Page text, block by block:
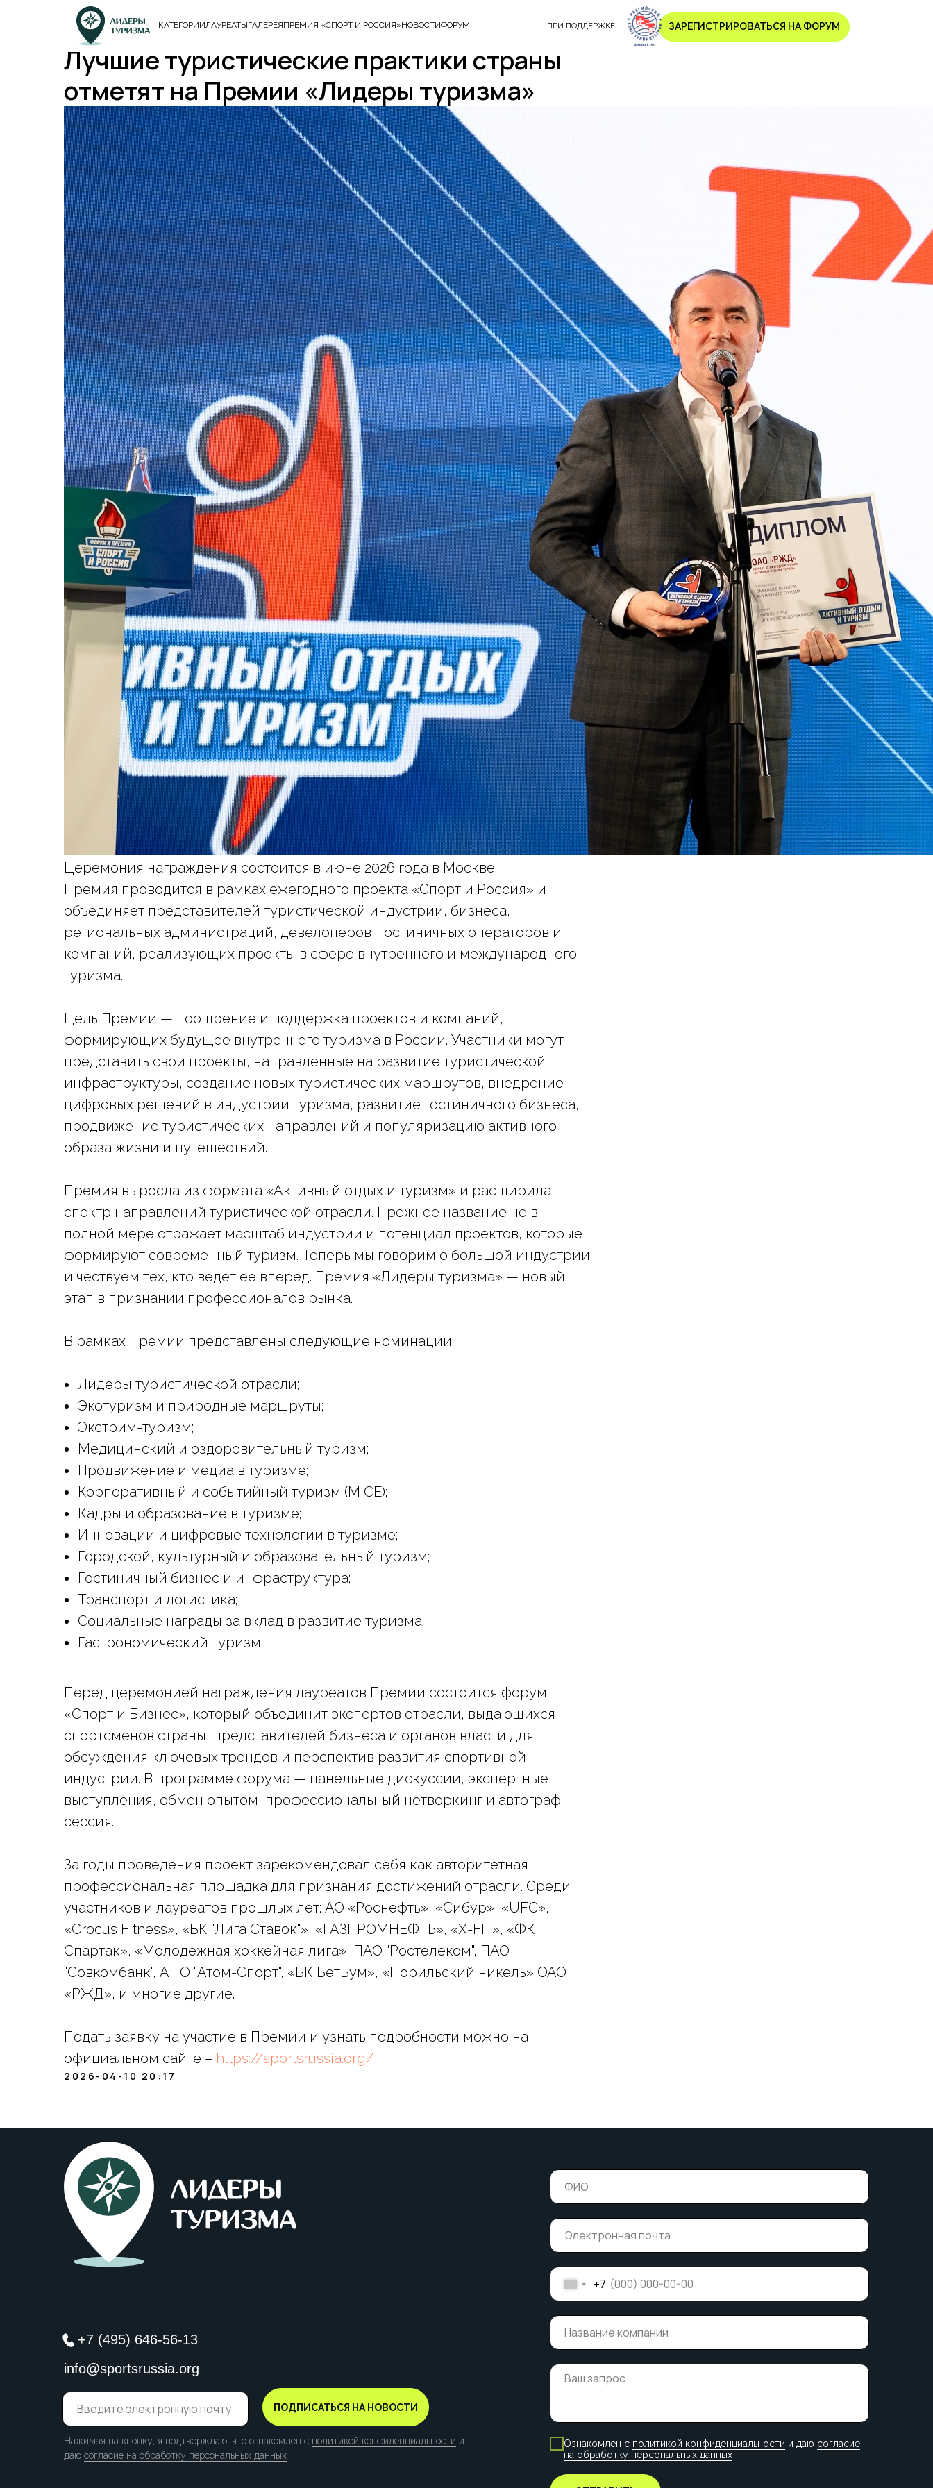
КАТЕГОРИИЛАУРЕАТЫГАЛЕРЕЯПРЕМИЯ «СПОРТ И РОССИЯ»НОВОСТИФОРУМ ЗАРЕГИСТРИРОВАТЬСЯ НА ФОРУМ
ПРИ ПОДДЕРЖКЕ
Лучшие туристические практики страны
отметят на Премии «Лидеры туризма»
Церемония награждения состоится в июне 2026 года в Москве.
Премия проводится в рамках ежегодного проекта «Спорт и Россия» и
объединяет представителей туристической индустрии, бизнеса,
региональных администраций, девелоперов, гостиничных операторов и
компаний, реализующих проекты в сфере внутреннего и международного
туризма.
Цель Премии — поощрение и поддержка проектов и компаний,
формирующих будущее внутреннего туризма в России. Участники могут
представить свои проекты, направленные на развитие туристической
инфраструктуры, создание новых туристических маршрутов, внедрение
цифровых решений в индустрии туризма, развитие гостиничного бизнеса,
продвижение туристических направлений и популяризацию активного
образа жизни и путешествий.
Премия выросла из формата «Активный отдых и туризм» и расширила
спектр направлений туристической отрасли. Прежнее название не в
полной мере отражает масштаб индустрии и потенциал проектов, которые
формируют современный туризм. Теперь мы говорим о большой индустрии
и чествуем тех, кто ведет её вперед. Премия «Лидеры туризма» — новый
этап в признании профессионалов рынка.
В рамках Премии представлены следующие номинации:
Лидеры туристической отрасли;
Экотуризм и природные маршруты;
Экстрим-туризм;
Медицинский и оздоровительный туризм;
Продвижение и медиа в туризме;
Корпоративный и событийный туризм (MICE);
Кадры и образование в туризме;
Инновации и цифровые технологии в туризме;
Городской, культурный и образовательный туризм;
Гостиничный бизнес и инфраструктура;
Транспорт и логистика;
Социальные награды за вклад в развитие туризма;
Гастрономический туризм.
Перед церемонией награждения лауреатов Премии состоится форум
«Спорт и Бизнес», который объединит экспертов отрасли, выдающихся
спортсменов страны, представителей бизнеса и органов власти для
обсуждения ключевых трендов и перспектив развития спортивной
индустрии. В программе форума — панельные дискуссии, экспертные
выступления, обмен опытом, профессиональный нетворкинг и автограф-
сессия.
За годы проведения проект зарекомендовал себя как авторитетная
профессиональная площадка для признания достижений отрасли. Среди
участников и лауреатов прошлых лет: АО «Роснефть», «Сибур», «UFC»,
«Crocus Fitness», «БК "Лига Ставок"», «ГАЗПРОМНЕФТЬ», «X-FIT», «ФК
Спартак», «Молодежная хоккейная лига», ПАО "Ростелеком", ПАО
"Совкомбанк", АНО "Атом-Спорт", «БК БетБум», «Норильский никель» ОАО
«РЖД», и многие другие.
Подать заявку на участие в Премии и узнать подробности можно на
официальном сайте – https://sportsrussia.org/
2026-04-10 20:17
Нажимая на кнопку, я подтверждаю, что ознакомлен с политикой конфиденциальности и
даю согласие на обработку персональных данных
info@sportsrussia.org
+7 (495) 646-56-13
+7
Ознакомлен с политикой конфиденциальности и даю согласие
на обработку персональных данных
ПОДПИСАТЬСЯ НА НОВОСТИ